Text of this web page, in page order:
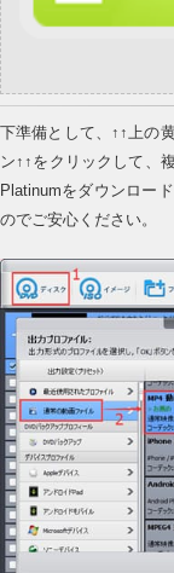
下準備として、↑↑上の
ン↑↑をクリックして、
Platinumをダウンロー
のでご安心ください。